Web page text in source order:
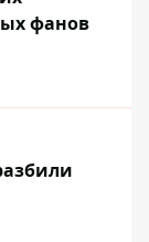
фанов